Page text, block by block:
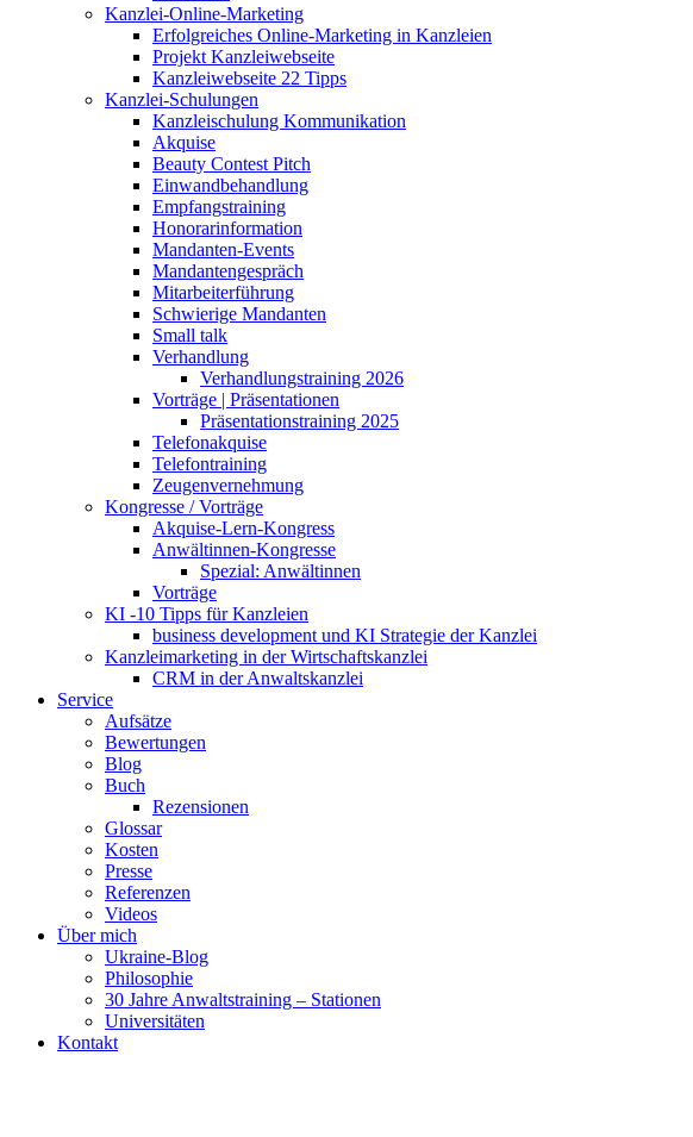
Kanzlei-Online-Marketing
Erfolgreiches Online-Marketing in Kanzleien
Projekt Kanzleiwebseite
Kanzleiwebseite 22 Tipps
Kanzlei-Schulungen
Kanzleischulung Kommunikation
Akquise
Beauty Contest Pitch
Einwandbehandlung
Empfangstraining
Honorarinformation
Mandanten-Events
Mandantengespräch
Mitarbeiterführung
Schwierige Mandanten
Small talk
Verhandlung
Verhandlungstraining 2026
Vorträge | Präsentationen
Präsentationstraining 2025
Telefonakquise
Telefontraining
Zeugenvernehmung
Kongresse / Vorträge
Akquise-Lern-Kongress
Anwältinnen-Kongresse
Spezial: Anwältinnen
Vorträge
KI -10 Tipps für Kanzleien
business development und KI Strategie der Kanzlei
Kanzleimarketing in der Wirtschaftskanzlei
CRM in der Anwaltskanzlei
Service
Aufsätze
Bewertungen
Blog
Buch
Rezensionen
Glossar
Kosten
Presse
Referenzen
Videos
Über mich
Ukraine-Blog
Philosophie
30 Jahre Anwaltstraining – Stationen
Universitäten
Kontakt